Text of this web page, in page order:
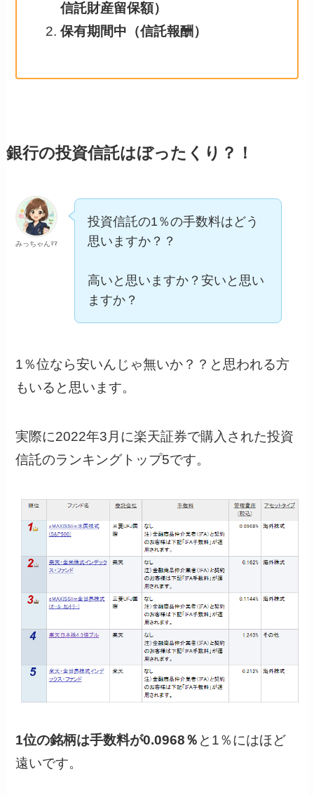
信託財産留保額）
保有期間中（信託報酬）
銀行の投資信託はぼったくり？！
みっちゃんﾏﾏ
投資信託の1％の手数料はどう
思いますか？？
高いと思いますか？安いと思い
ますか？
1％位なら安いんじゃ無いか？？と思われる方
もいると思います。
実際に2022年3月に楽天証券で購入された投資
信託のランキングトップ5です。
1位の銘柄は手数料が0.0968％ と1％にはほど
遠いです。